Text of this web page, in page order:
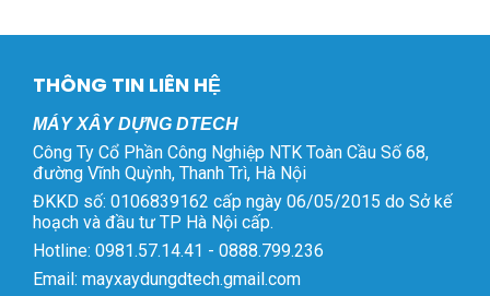
THÔNG TIN LIÊN HỆ
MÁY XÂY DỰNG DTECH
Công Ty Cổ Phần Công Nghiệp NTK Toàn Cầu Số 68,
đường Vĩnh Quỳnh, Thanh Trì, Hà Nội
ĐKKD số: 0106839162 cấp ngày 06/05/2015 do Sở kế
hoạch và đầu tư TP Hà Nội cấp.
Hotline: 0981.57.14.41 - 0888.799.236
Email: mayxaydungdtech.gmail.com